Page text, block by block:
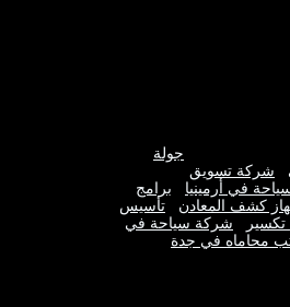
جولة
شركة تسويق
في أرمينيا
برامج
كشف المعادن
تأسيس
شركة سياحة في
محاماه في جدة